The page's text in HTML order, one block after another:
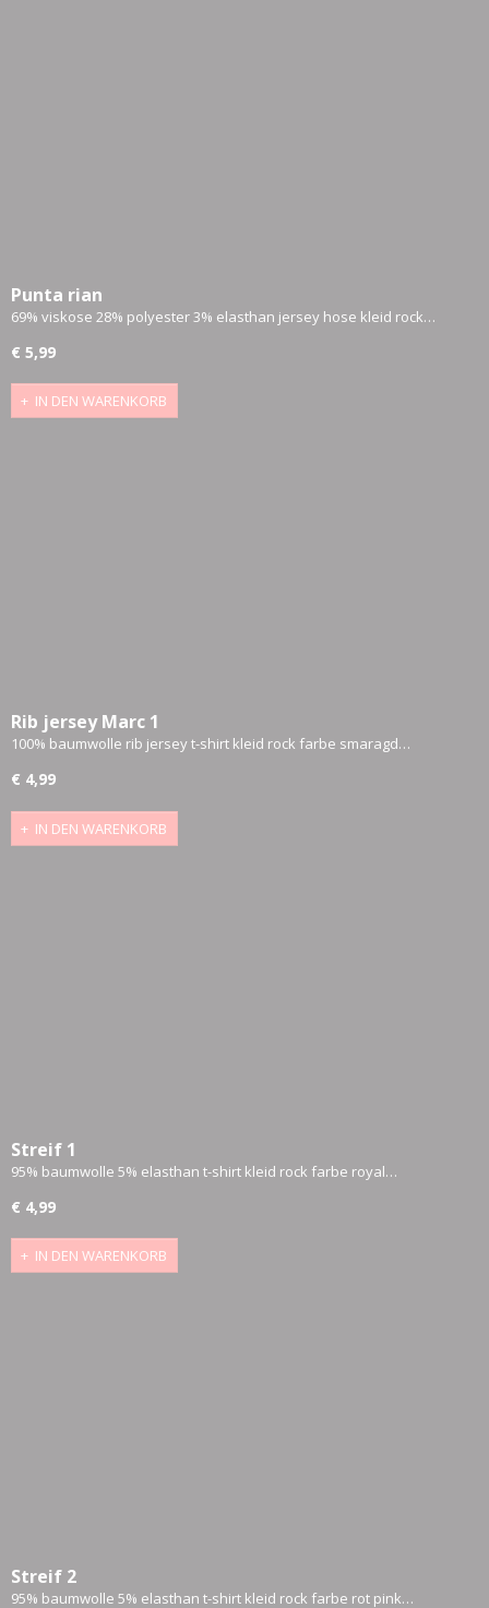
Punta rian
69% viskose 28% polyester 3% elasthan jersey hose kleid rock…
€ 5,99
IN DEN WARENKORB
Rib jersey Marc 1
100% baumwolle rib jersey t-shirt kleid rock farbe smaragd…
€ 4,99
IN DEN WARENKORB
Streif 1
95% baumwolle 5% elasthan t-shirt kleid rock farbe royal…
€ 4,99
IN DEN WARENKORB
Streif 2
95% baumwolle 5% elasthan t-shirt kleid rock farbe rot pink…